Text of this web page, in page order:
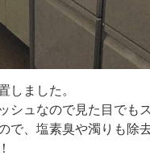
しました。
シュなので見た目でも
で、塩素臭や濁りも除去